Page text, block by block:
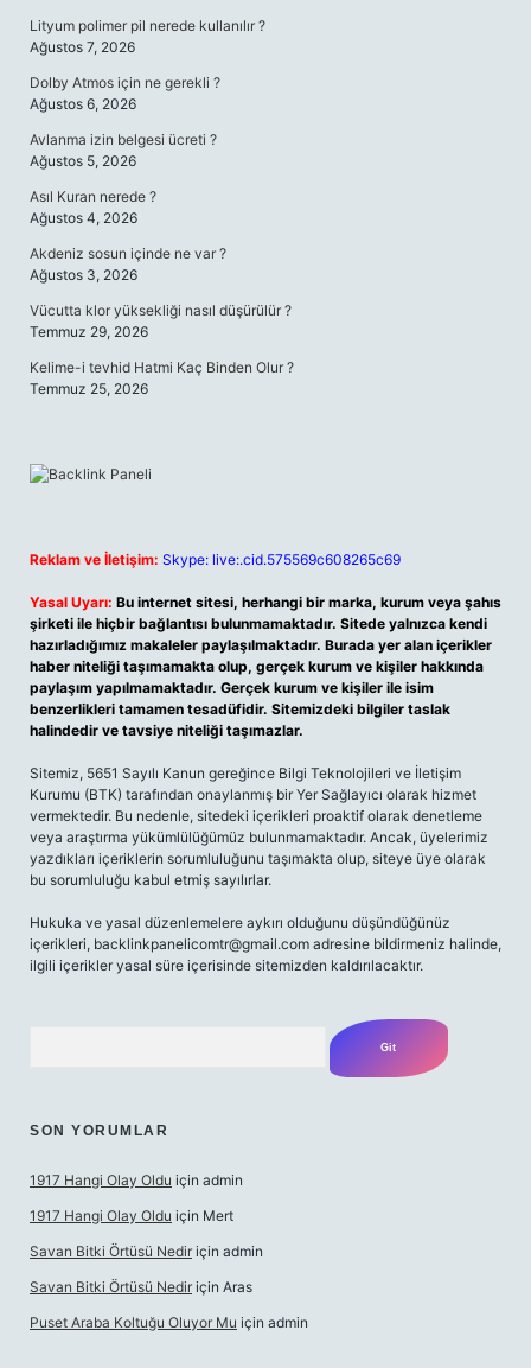
Lityum polimer pil nerede kullanılır ?
Ağustos 7, 2026
Dolby Atmos için ne gerekli ?
Ağustos 6, 2026
Avlanma izin belgesi ücreti ?
Ağustos 5, 2026
Asıl Kuran nerede ?
Ağustos 4, 2026
Akdeniz sosun içinde ne var ?
Ağustos 3, 2026
Vücutta klor yüksekliği nasıl düşürülür ?
Temmuz 29, 2026
Kelime-i tevhid Hatmi Kaç Binden Olur ?
Temmuz 25, 2026
Reklam ve İletişim: Skype: live:.cid.575569c608265c69
Yasal Uyarı: Bu internet sitesi, herhangi bir marka, kurum veya şahıs
şirketi ile hiçbir bağlantısı bulunmamaktadır. Sitede yalnızca kendi
hazırladığımız makaleler paylaşılmaktadır. Burada yer alan içerikler
haber niteliği taşımamakta olup, gerçek kurum ve kişiler hakkında
paylaşım yapılmamaktadır. Gerçek kurum ve kişiler ile isim
benzerlikleri tamamen tesadüfidir. Sitemizdeki bilgiler taslak
halindedir ve tavsiye niteliği taşımazlar.
Sitemiz, 5651 Sayılı Kanun gereğince Bilgi Teknolojileri ve İletişim
Kurumu (BTK) tarafından onaylanmış bir Yer Sağlayıcı olarak hizmet
vermektedir. Bu nedenle, sitedeki içerikleri proaktif olarak denetleme
veya araştırma yükümlülüğümüz bulunmamaktadır. Ancak, üyelerimiz
yazdıkları içeriklerin sorumluluğunu taşımakta olup, siteye üye olarak
bu sorumluluğu kabul etmiş sayılırlar.
Hukuka ve yasal düzenlemelere aykırı olduğunu düşündüğünüz
içerikleri, backlinkpanelicomtr@gmail.com adresine bildirmeniz halinde,
ilgili içerikler yasal süre içerisinde sitemizden kaldırılacaktır.
SON YORUMLAR
1917 Hangi Olay Oldu için admin
1917 Hangi Olay Oldu için Mert
Savan Bitki Örtüsü Nedir için admin
Savan Bitki Örtüsü Nedir için Aras
Puset Araba Koltuğu Oluyor Mu için admin